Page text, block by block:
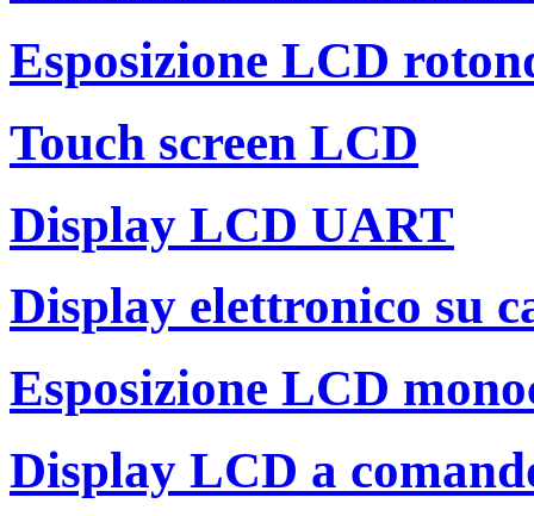
Esposizione LCD
Touch screen LCD
Display LCD UART
Display elettronico su
Esposizione LCD
Display LCD a